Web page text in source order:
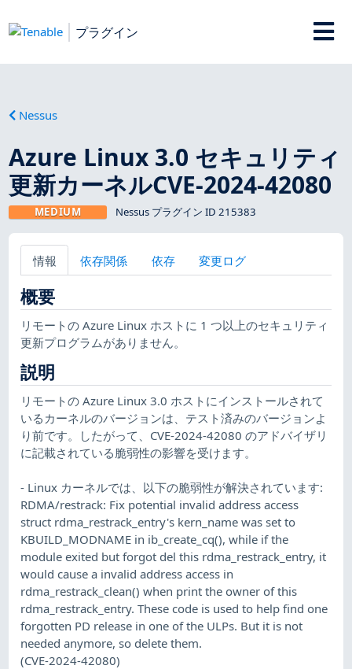
プラグイン
Nessus
Azure Linux 3.0 セキュリティ
更新カーネルCVE-2024-42080
MEDIUM Nessus プラグイン ID 215383
情報 依存関係 依存 変更ログ
概要
リモートの Azure Linux ホストに 1 つ以上のセキュリティ
更新プログラムがありません。
説明
リモートの Azure Linux 3.0 ホストにインストールされて
いるカーネルのバージョンは、テスト済みのバージョンよ
り前です。したがって、CVE-2024-42080 のアドバイザリ
に記載されている脆弱性の影響を受けます。
- Linux カーネルでは、以下の脆弱性が解決されています:
RDMA/restrack: Fix potential invalid address access
struct rdma_restrack_entry's kern_name was set to
KBUILD_MODNAME in ib_create_cq(), while if the
module exited but forgot del this rdma_restrack_entry, it
would cause a invalid address access in
rdma_restrack_clean() when print the owner of this
rdma_restrack_entry. These code is used to help find one
forgotten PD release in one of the ULPs. But it is not
needed anymore, so delete them.
(CVE-2024-42080)